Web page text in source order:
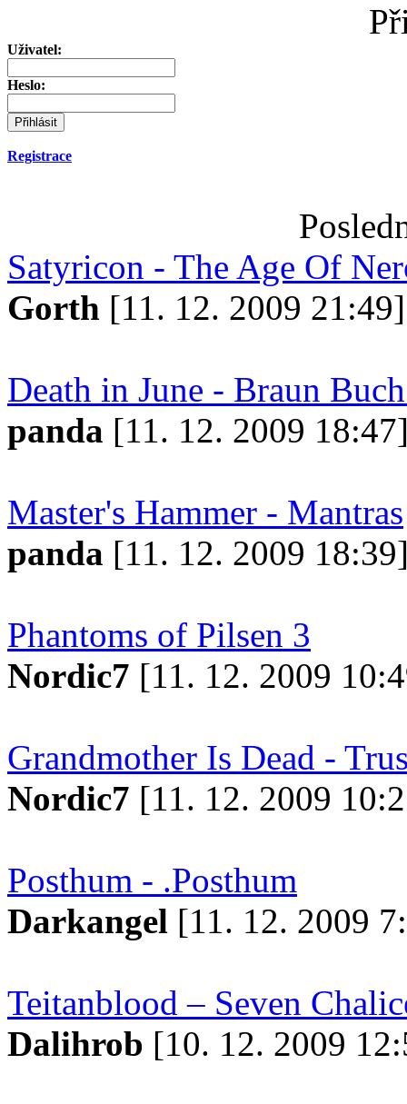
Uživatel:
Heslo:
Registrace
Satyricon - The Age Of
Gorth [11. 12. 2009 21:49]
Death in June - Braun
panda [11. 12. 2009
Master's Hammer - Mantras
panda [11. 12. 2009
Phantoms of Pilsen 3
Nordic7 [11. 12. 2009
Grandmother Is Dead -
Nordic7 [11. 12. 2009
Posthum - .Posthum
Darkangel [11. 12. 2009
Teitanblood – Seven
Dalihrob [10. 12. 2009